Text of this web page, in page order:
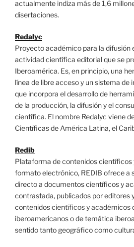
actualmente indiza más de 1,6
disertaciones.
Redalyc
Proyecto académico para la difusión
actividad científica editorial que se
Iberoamérica. Es, en principio, una
línea de libre acceso y un sistema
que incorpora el desarrollo de
de la producción, la difusión y el
científica. El nombre Redalyc viene
Científicas de América Latina, el
Redib
Plataforma de contenidos científicos
formato electrónico, REDIB ofrece a
directo a documentos científicos y
contrastada, publicados por editores
contenidos científicos y académicos
iberoamericanos o de temática
sentido tanto geográfico como